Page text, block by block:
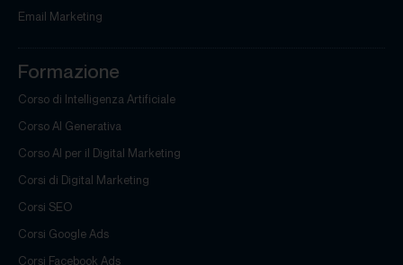
Email Marketing
Formazione
Corso di Intelligenza Artificiale
Corso AI Generativa
Corso AI per il Digital Marketing
Corsi di Digital Marketing
Corsi SEO
Corsi Google Ads
Corsi Facebook Ads